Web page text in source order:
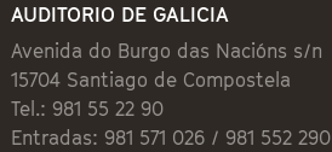
AUDITORIO DE GALICIA
Avenida do Burgo das Nacións s/n
15704 Santiago de Compostela
Tel.: 981 55 22 90
Entradas: 981 571 026 / 981 552 290